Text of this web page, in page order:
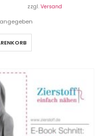
zzgl. Versand